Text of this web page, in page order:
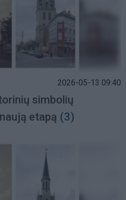
2026-05-13 09:40
simbolių
etapą (3)